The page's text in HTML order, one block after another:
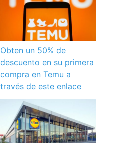
Obten un 50% de
descuento en su primera
compra en Temu a
través de este enlace